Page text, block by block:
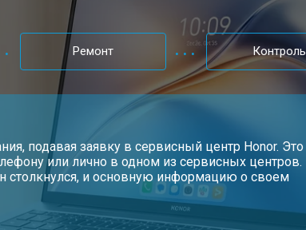
от 1550 ₽ Заказать
от 1350 ₽ Заказать
от 1950 ₽
Ремонт Контроль
подавая заявку в сервисный центр Honor. Это
или лично в одном из сервисных центров.
столкнулся, и основную информацию о своем